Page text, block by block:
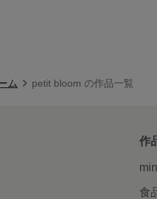
ム petit bloom の作品一覧
作
食